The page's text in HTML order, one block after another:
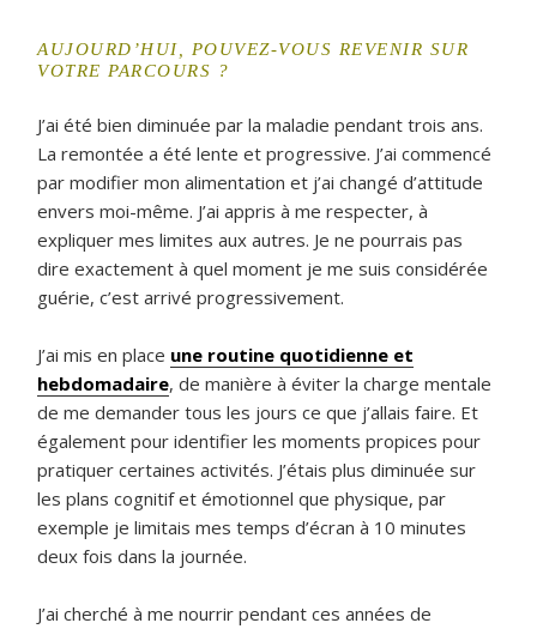
AUJOURD’HUI, POUVEZ-VOUS REVENIR SUR
VOTRE PARCOURS ?
J’ai été bien diminuée par la maladie pendant trois ans.
La remontée a été lente et progressive. J’ai commencé
par modifier mon alimentation et j’ai changé d’attitude
envers moi-même. J’ai appris à me respecter, à
expliquer mes limites aux autres. Je ne pourrais pas
dire exactement à quel moment je me suis considérée
guérie, c’est arrivé progressivement.
J’ai mis en place une routine quotidienne et
hebdomadaire, de manière à éviter la charge mentale
de me demander tous les jours ce que j’allais faire. Et
également pour identifier les moments propices pour
pratiquer certaines activités. J’étais plus diminuée sur
les plans cognitif et émotionnel que physique, par
exemple je limitais mes temps d’écran à 10 minutes
deux fois dans la journée.
J’ai cherché à me nourrir pendant ces années de